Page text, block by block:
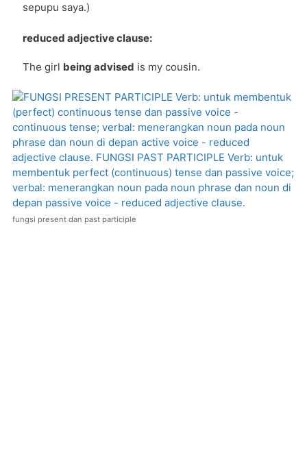
sepupu saya.)
reduced adjective clause:
The girl being advised is my cousin.
fungsi present dan past participle